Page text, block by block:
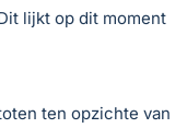
lijkt op dit moment
ten opzichte van